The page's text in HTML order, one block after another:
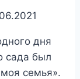
дня
сада был
семья».